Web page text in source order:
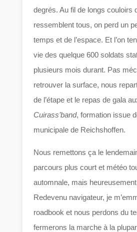
degrés. Au fil de longs couloirs
ressemblent tous, on perd un
temps et de l’espace. Et l’on
vie des quelque 600 soldats
plusieurs mois durant. Pas
retrouver la surface, nous
de l’étape et le repas de gala
Cuirass’band, formation issue
municipale de Reichshoffen.
Nous remettons ça le
parcours plus court et météo
automnale, mais
Redevenu navigateur, je
roadbook et nous perdons du
fermerons la marche à la